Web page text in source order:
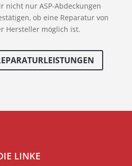
nicht nur ASP-Abdeckungen
ob eine Reparatur von
Hersteller möglich ist.
LINKE